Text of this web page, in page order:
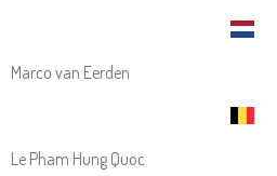
Marco van Eerden
Le Pham Hung Quoc